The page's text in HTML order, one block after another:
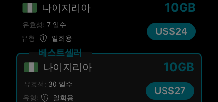
나이지리아
유형: 일회용
10GB
유효성: 7 일수
US$24
나이지리아
유형: 일회용
10GB
유효성: 30 일수
US$27
베스트셀러